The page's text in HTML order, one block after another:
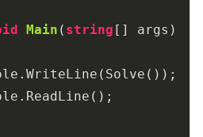
Main ( string [] args )